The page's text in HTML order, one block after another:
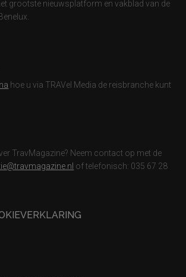
grootste nieuwsplatform en vakblad van de
hoe u via TRAVel Media de reisbranche kunt
TravMagazine? Neem contact op met de
of telefonisch: 035 67 28